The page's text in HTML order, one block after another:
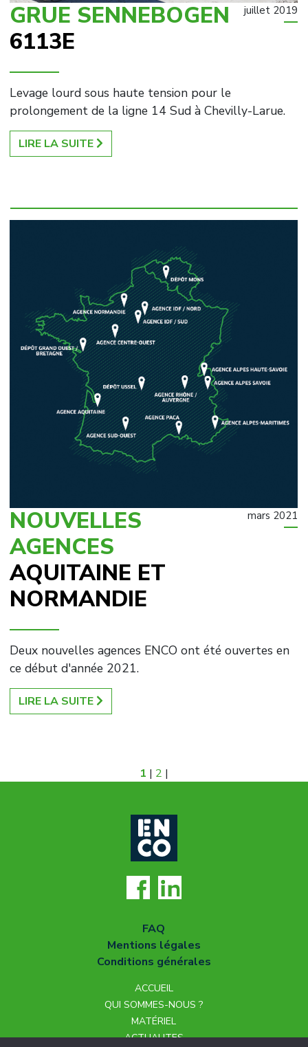
juillet 2019
GRUE SENNEBOGEN
6113E
Levage lourd sous haute tension pour le
prolongement de la ligne 14 Sud à Chevilly-Larue.
LIRE LA SUITE
mars 2021
NOUVELLES
AGENCES
AQUITAINE ET
NORMANDIE
Deux nouvelles agences ENCO ont été ouvertes en
ce début d'année 2021.
LIRE LA SUITE
1 | 2 |
FAQ
Mentions légales
Conditions générales
ACCUEIL
QUI SOMMES-NOUS ?
MATÉRIEL
ACTUALITES